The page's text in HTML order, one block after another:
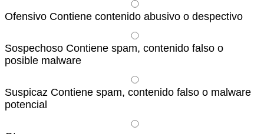
Ofensivo Contiene contenido abusivo o despectivo
Sospechoso Contiene spam, contenido falso o
posible malware
Suspicaz Contiene spam, contenido falso o malware
potencial